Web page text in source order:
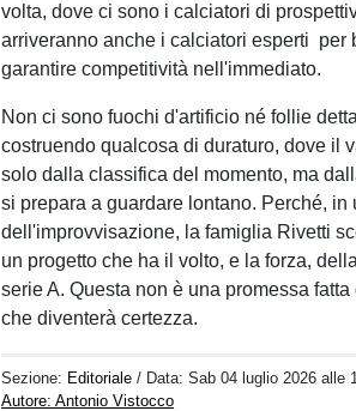
volta, dove ci sono i calciatori di
arriveranno anche i calciatori esperti per
garantire competitività nell'immediato.
Non ci sono fuochi d'artificio né follie
costruendo qualcosa di duraturo, dove il
solo dalla classifica del momento, ma
si prepara a guardare lontano. Perché,
dell'improvvisazione, la famiglia Rivetti
un progetto che ha il volto, e la forza,
serie A. Questa non è una promessa
che diventerà certezza.
Sezione: Editoriale / Data:Sab 04 luglio 2026 alle
Autore: Antonio Vistocco